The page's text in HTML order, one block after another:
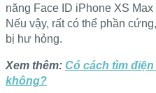
năng Face ID iPhone XS
Nếu vậy, rất có thể phần
bị hư hỏng.
Xem thêm: Có cách tìm
không?